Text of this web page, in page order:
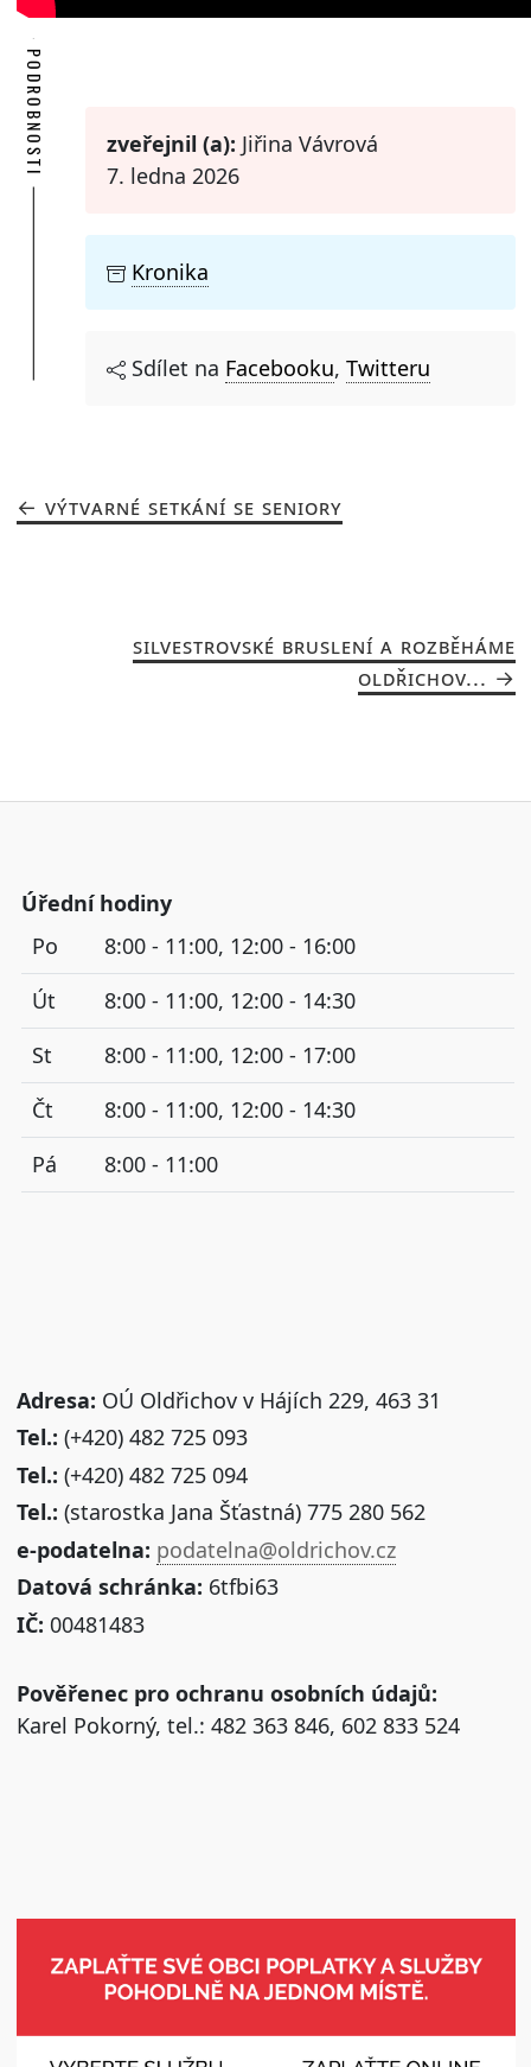
PODROBNOSTI zveřejnil (a): Jiřina Vávrová
7. ledna 2026
Kronika
Sdílet na Facebooku, Twitteru
VÝTVARNÉ SETKÁNÍ SE SENIORY
SILVESTROVSKÉ BRUSLENÍ A ROZBĚHÁME
OLDŘICHOV...
Úřední hodiny
Po
8:00 - 11:00, 12:00 - 16:00
Út
8:00 - 11:00, 12:00 - 14:30
St
8:00 - 11:00, 12:00 - 17:00
Čt
8:00 - 11:00, 12:00 - 14:30
Pá
8:00 - 11:00
Adresa: OÚ Oldřichov v Hájích 229, 463 31
Tel.: (+420) 482 725 093
Tel.: (+420) 482 725 094
Tel.: (starostka Jana Šťastná) 775 280 562
e-podatelna: podatelna@oldrichov.cz
Datová schránka: 6tfbi63
IČ: 00481483
Pověřenec pro ochranu osobních údajů:
Karel Pokorný, tel.: 482 363 846, 602 833 524